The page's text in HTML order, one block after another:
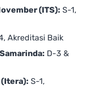
(ITS): S-1,
Akreditasi Baik
D-3 &
S-1,